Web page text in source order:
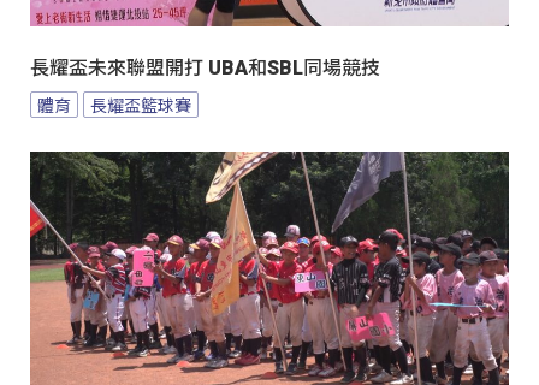
長耀盃未來聯盟開打 UBA和SBL同場競技
體育 長耀盃籃球賽